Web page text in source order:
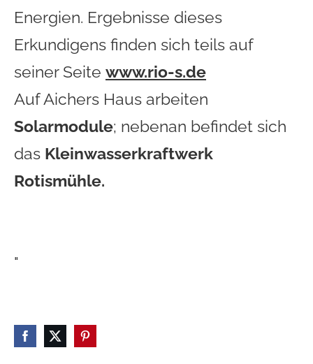
Energien. Ergebnisse dieses
Erkundigens finden sich teils auf
seiner Seite www.rio-s.de
Auf Aichers Haus arbeiten
Solarmodule; nebenan befindet sich
das Kleinwasserkraftwerk
Rotismühle.
"